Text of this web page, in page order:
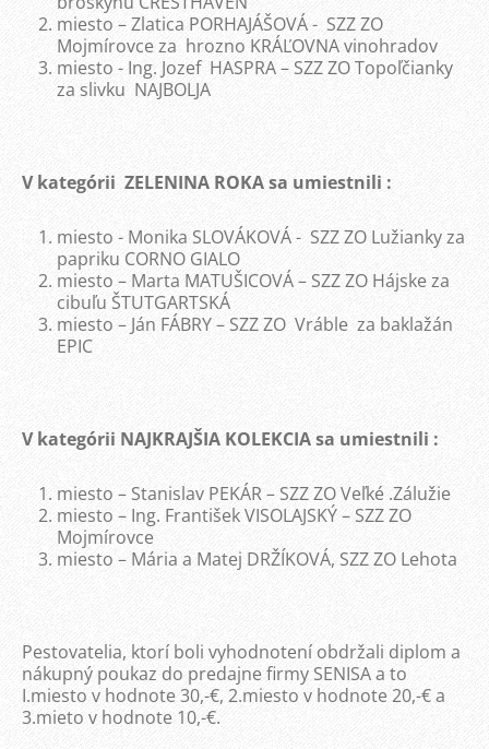
miesto – Zlatica PORHAJÁŠOVÁ - SZZ ZO
Mojmírovce za hrozno KRÁĽOVNA vinohradov
miesto - Ing. Jozef HASPRA – SZZ ZO Topoľčianky
za slivku NAJBOLJA
V kategórii ZELENINA ROKA sa umiestnili :
miesto - Monika SLOVÁKOVÁ - SZZ ZO Lužianky za
papriku CORNO GIALO
miesto – Marta MATUŠICOVÁ – SZZ ZO Hájske za
cibuľu ŠTUTGARTSKÁ
miesto – Ján FÁBRY – SZZ ZO Vráble za baklažán
EPIC
V kategórii NAJKRAJŠIA KOLEKCIA sa umiestnili :
miesto – Stanislav PEKÁR – SZZ ZO Veľké .Zálužie
miesto – Ing. František VISOLAJSKÝ – SZZ ZO
Mojmírovce
miesto – Mária a Matej DRŽÍKOVÁ, SZZ ZO Lehota
Pestovatelia, ktorí boli vyhodnotení obdržali diplom a
nákupný poukaz do predajne firmy SENISA a to
I.miesto v hodnote 30,-€, 2.miesto v hodnote 20,-€ a
3.mieto v hodnote 10,-€.